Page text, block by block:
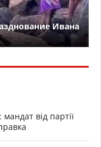
Ивана
від партії